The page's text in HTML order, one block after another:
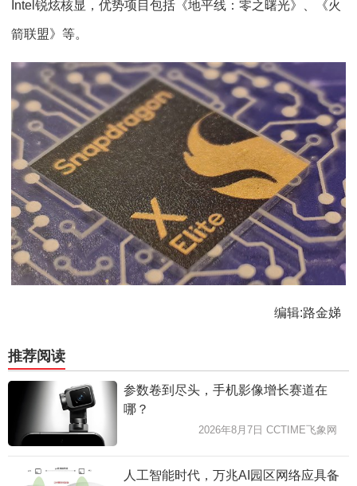
Intel锐炫核显，优势项目包括《地平线：零之曙光》、《火
箭联盟》等。
编辑:路金娣
推荐阅读
参数卷到尽头，手机影像增长赛道在
哪？
2026年8月7日 CCTIME飞象网
人工智能时代，万兆AI园区网络应具备